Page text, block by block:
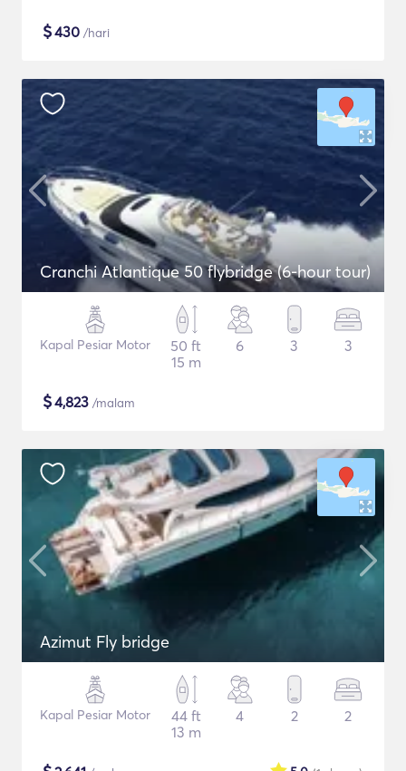
$430 /hari
Cranchi Atlantique 50 flybridge (6-hour tour)
Kapal Pesiar Motor
50 ft
15 m
6 3 3
$4,823 /malam
Azimut Fly bridge
Kapal Pesiar Motor
44 ft
13 m
4 2 2